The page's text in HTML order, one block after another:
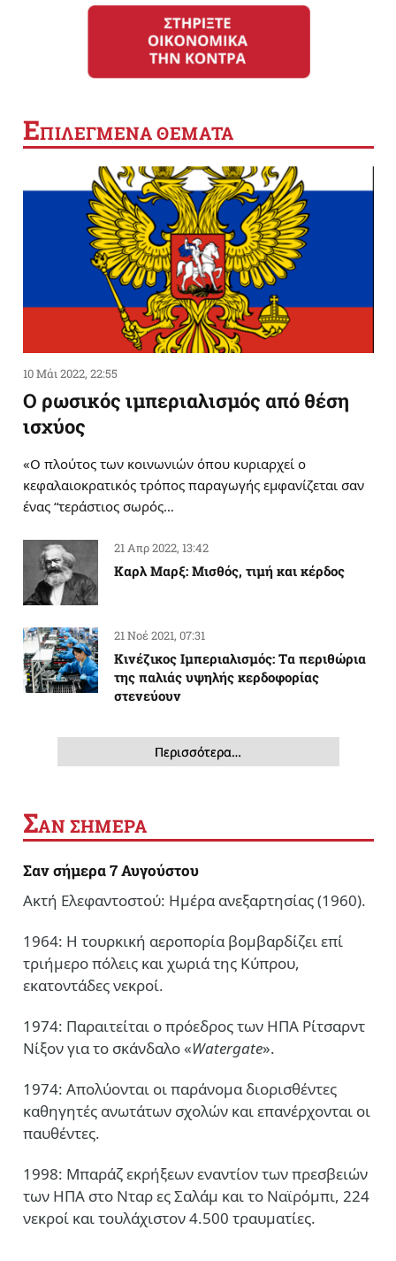
ΕΠΙΛΕΓΜΕΝΑ ΘΕΜΑΤΑ
10 Μάι 2022, 22:55
Ο ρωσικός ιμπεριαλισμός από θέση
ισχύος
«Ο πλούτος των κοινωνιών όπου κυριαρχεί ο
κεφαλαιοκρατικός τρόπος παραγωγής εμφανίζεται σαν
ένας “τεράστιος σωρός…
21 Απρ 2022, 13:42
Καρλ Μαρξ: Μισθός, τιμή και κέρδος
21 Νοέ 2021, 07:31
Κινέζικος Ιμπεριαλισμός: Tα περιθώρια
της παλιάς υψηλής κερδοφορίας
στενεύουν
Περισσότερα…
ΣΑΝ ΣΗΜΕΡΑ
Σαν σήμερα 7 Αυγούστου
Ακτή Ελεφαντοστού: Ημέρα ανεξαρτησίας (1960).
1964: Η τουρκική αεροπορία βομβαρδίζει επί
τριήμερο πόλεις και χωριά της Κύπρου,
εκατοντάδες νεκροί.
1974: Παραιτείται ο πρόεδρος των ΗΠΑ Ρίτσαρντ
Νίξον για το σκάνδαλο «Watergate».
1974: Απολύονται οι παράνομα διορισθέντες
καθηγητές ανωτάτων σχολών και επανέρχονται οι
παυθέντες.
1998: Μπαράζ εκρήξεων εναντίον των πρεσβειών
των ΗΠΑ στο Νταρ ες Σαλάμ και το Ναϊρόμπι, 224
νεκροί και τουλάχιστον 4.500 τραυματίες.